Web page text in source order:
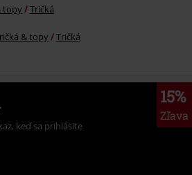
topy Tričká
& topy Tričká
15%
Zľava
keď sa prihlásite